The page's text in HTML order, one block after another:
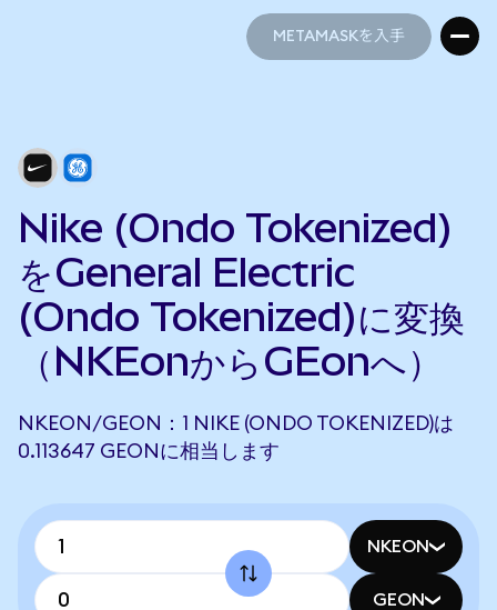
METAMASKを入手
Nike (Ondo Tokenized)
をGeneral Electric
(Ondo Tokenized)に変換
（NKEonからGEonへ）
NKEON/GEON：1 NIKE (ONDO TOKENIZED)は
0.113647 GEONに相当します
NKEON
GEON